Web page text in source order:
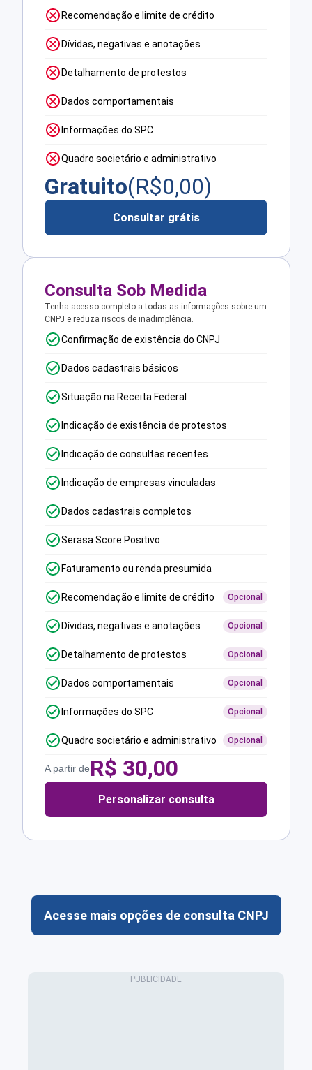
Recomendação e limite de crédito
Dívidas, negativas e anotações
Detalhamento de protestos
Dados comportamentais
Informações do SPC
Quadro societário e administrativo
Gratuito(R$0,00)
Consultar grátis
Consulta Sob Medida
Tenha acesso completo a todas as informações sobre um
CNPJ e reduza riscos de inadimplência.
Confirmação de existência do CNPJ
Dados cadastrais básicos
Situação na Receita Federal
Indicação de existência de protestos
Indicação de consultas recentes
Indicação de empresas vinculadas
Dados cadastrais completos
Serasa Score Positivo
Faturamento ou renda presumida
Recomendação e limite de crédito Opcional
Dívidas, negativas e anotações Opcional
Detalhamento de protestos Opcional
Dados comportamentais Opcional
Informações do SPC Opcional
Quadro societário e administrativo Opcional
A partir deR$ 30,00
Personalizar consulta
Acesse mais opções de consulta CNPJ